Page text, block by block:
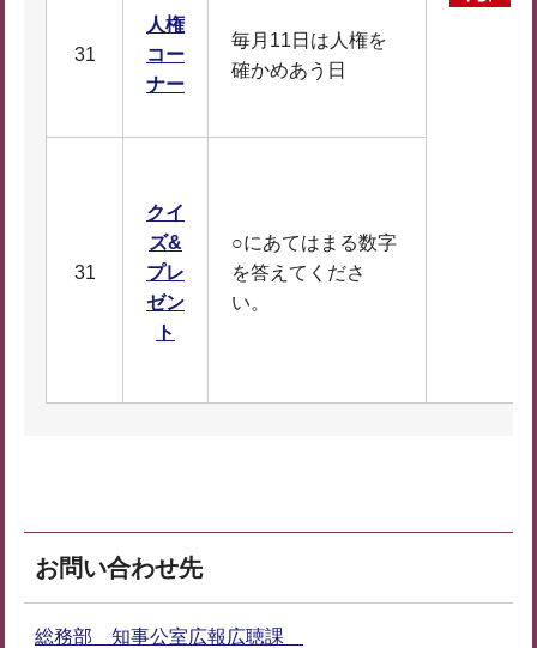
31
人権
コー
ナー
毎月11日は人権を
確かめあう日
31
クイ
ズ&
プレ
ゼン
ト
○にあてはまる数字
を答えてくださ
い。
お問い合わせ先
総務部 知事公室広報広聴課